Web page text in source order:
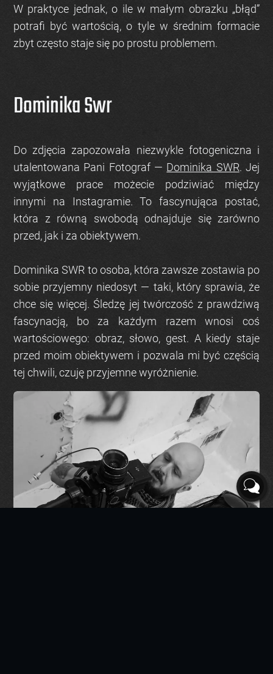
W praktyce jednak, o ile w małym obrazku „błąd”
potrafi być wartością, o tyle w średnim formacie
zbyt często staje się po prostu problemem.
Dominika Swr
Do zdjęcia zapozowała niezwykle fotogeniczna i
utalentowana Pani Fotograf — Dominika SWR. Jej
wyjątkowe prace możecie podziwiać między
innymi na Instagramie. To fascynująca postać,
która z równą swobodą odnajduje się zarówno
przed, jak i za obiektywem.
Dominika SWR to osoba, która zawsze zostawia po
sobie przyjemny niedosyt — taki, który sprawia, że
chce się więcej. Śledzę jej twórczość z prawdziwą
fascynacją, bo za każdym razem wnosi coś
wartościowego: obraz, słowo, gest. A kiedy staje
przed moim obiektywem i pozwala mi być częścią
tej chwili, czuję przyjemne wyróżnienie.